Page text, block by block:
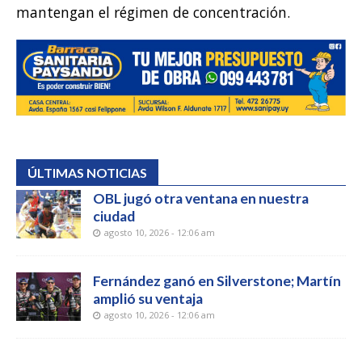
mantengan el régimen de concentración.
ÚLTIMAS NOTICIAS
OBL jugó otra ventana en nuestra
ciudad
agosto 10, 2026 - 12:06 am
Fernández ganó en Silverstone; Martín
amplió su ventaja
agosto 10, 2026 - 12:06 am